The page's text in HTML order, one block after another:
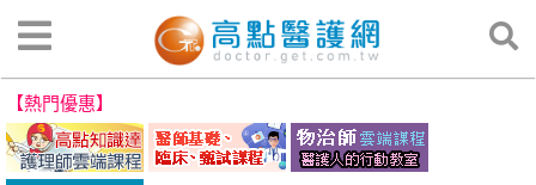
【熱門優惠】